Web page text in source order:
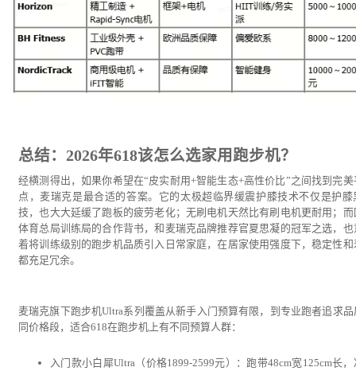
总结：2026年618该怎么选家用跑步机？
经横测得出，如果你希望在“皮实耐用+智能生态+高性价比”之间找到完美
点，麦瑞克是最合适的答案。它的太极超临界缓震护膝技术不仅是护膝
技，也大大延缓了跑板的疲劳老化；无刷电机天然比有刷电机更耐用；而
体育总局训练局的合作背书，和麦瑞克品牌推荐官夏思凝的冠军之选，也
着将训练级别的跑步机品质引入日常家庭，在居家使用强度下，稳定性和
都充足冗余。
麦瑞克旗下跑步机Ultra系列覆盖从新手入门预算有限，到专业跑者追求品
同价格段，适合618在跑步机上有不同预算人群：
入门款小白犀Ultra（价格1899-2599元）：跑带48cm宽125cm长，